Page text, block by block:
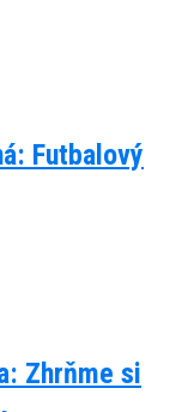
Futbalový
Zhrňme si